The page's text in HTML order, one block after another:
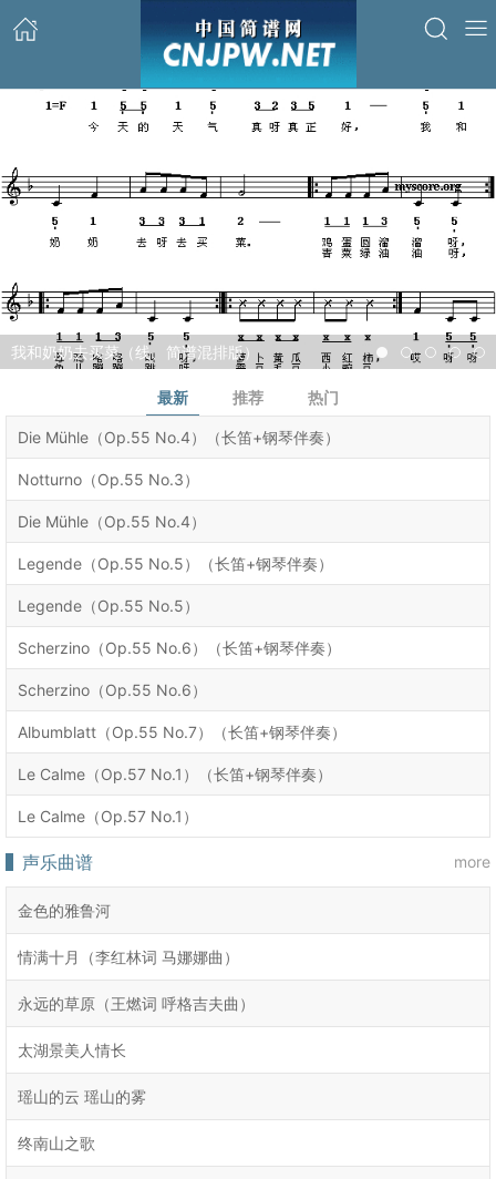
我和奶奶去买菜（线、简谱混排版） 1 2 3 4 5
最新 推荐 热门
Die Mühle（Op.55 No.4）（长笛+钢琴伴奏）
Notturno（Op.55 No.3）
Die Mühle（Op.55 No.4）
Legende（Op.55 No.5）（长笛+钢琴伴奏）
Legende（Op.55 No.5）
Scherzino（Op.55 No.6）（长笛+钢琴伴奏）
Scherzino（Op.55 No.6）
Albumblatt（Op.55 No.7）（长笛+钢琴伴奏）
Le Calme（Op.57 No.1）（长笛+钢琴伴奏）
Le Calme（Op.57 No.1）
声乐曲谱 more
金色的雅鲁河
情满十月（李红林词 马娜娜曲）
永远的草原（王燃词 呼格吉夫曲）
太湖景美人情长
瑶山的云 瑶山的雾
终南山之歌